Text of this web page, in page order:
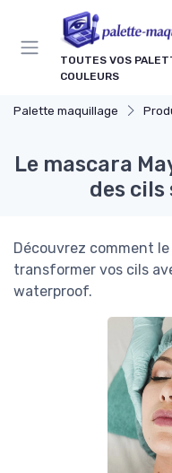
TOUTES VOS
COULEURS
Palette maquillage
Le mascara
des
Découvrez comment
transformer vos cils
waterproof.
Panneau de gestion des